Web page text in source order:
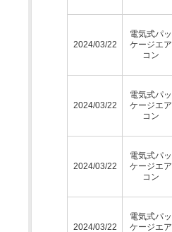
2024/03/22
電気式パッ
ケージエア
コン
2024/03/22
電気式パッ
ケージエア
コン
2024/03/22
電気式パッ
ケージエア
コン
2024/03/22
電気式パッ
ケージエア